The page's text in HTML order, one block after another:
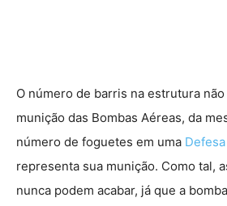
O número de barris na estrutura
munição das Bombas Aéreas, da
número de foguetes em uma
representa sua munição. Como tal,
nunca podem acabar, já que a